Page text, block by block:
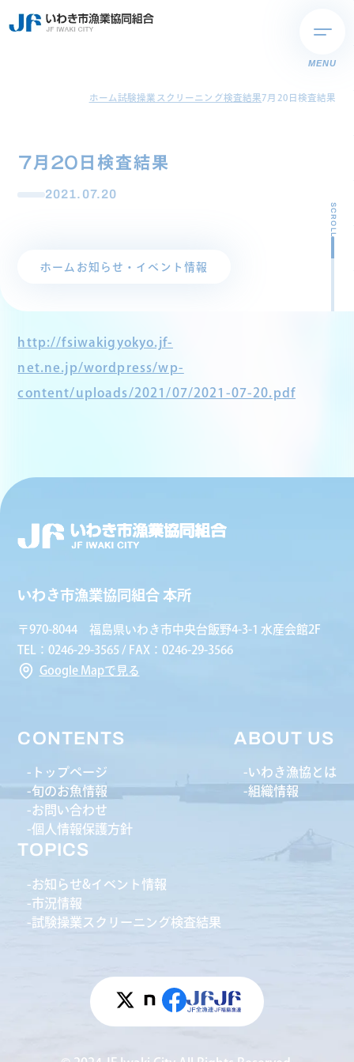
MENU
ホーム試験操業スクリーニング検査結果7月20日検査結果
7月20日検査結果
2021.07.20
ホーム お知らせ・イベント情報
SCROLL
http://fsiwakigyokyo.jf-
net.ne.jp/wordpress/wp-
content/uploads/2021/07/2021-07-20.pdf
いわき市漁業協同組合 本所
〒970-8044 福島県いわき市中央台飯野4-3-1 水産会館2F
TEL：0246-29-3565 / FAX：0246-29-3566
Google Mapで見る
CONTENTS
トップページ
旬のお魚情報
お問い合わせ
個人情報保護方針
ABOUT US
いわき漁協とは
組織情報
TOPICS
お知らせ&イベント情報
市況情報
試験操業スクリーニング検査結果